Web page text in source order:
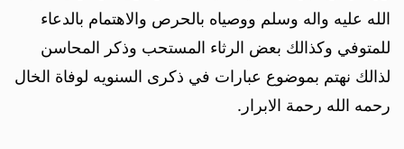
الله عليه واله وسلم ووصياه بالحرص والاهتمام بالدعاء
للمتوفي وكذالك بعض الرثاء المستحب وذكر المحاسن
لذالك نهتم بموضوع عبارات في ذكرى السنويه لوفاة الخال
رحمه الله رحمة الابرار.